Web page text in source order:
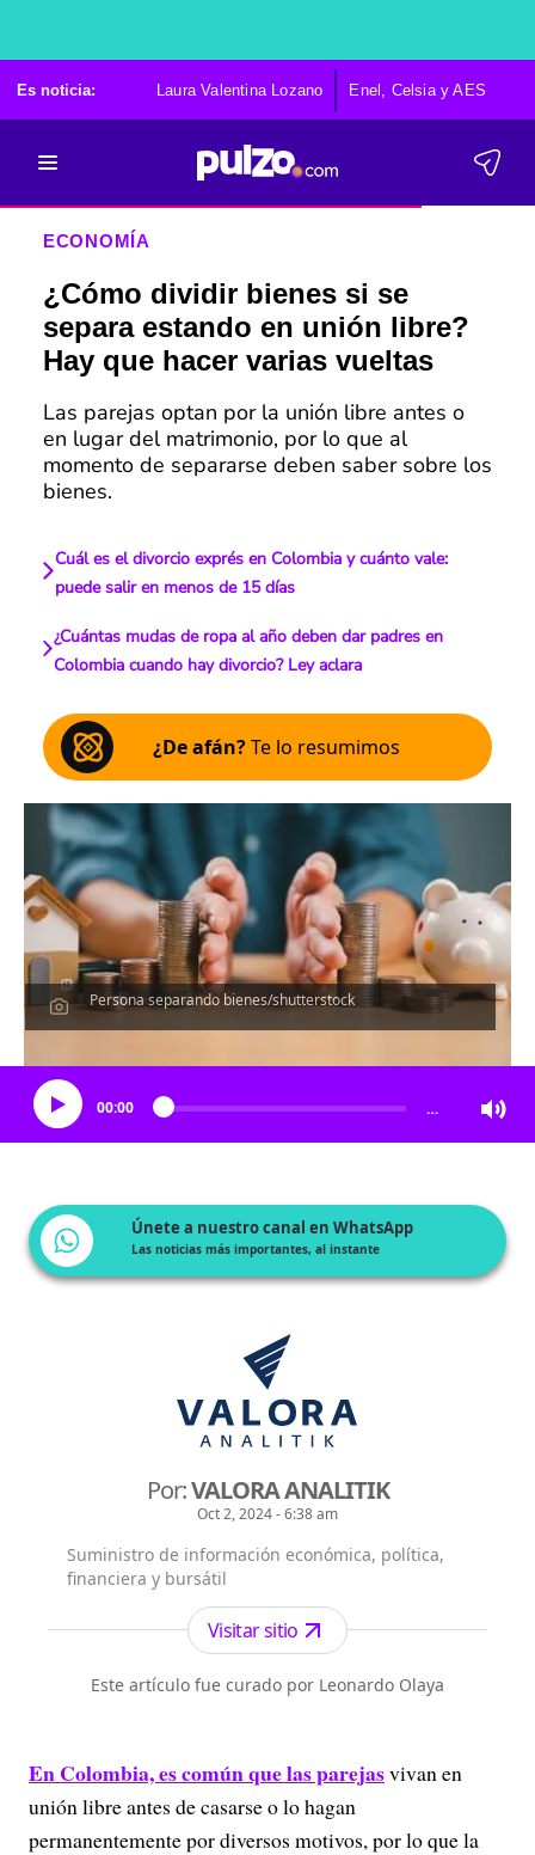
Es noticia: Laura Valentina Lozano Enel, Celsia y AES
ECONOMÍA
¿Cómo dividir bienes si se
separa estando en unión libre?
Hay que hacer varias vueltas
Las parejas optan por la unión libre antes o
en lugar del matrimonio, por lo que al
momento de separarse deben saber sobre los
bienes.
Cuál es el divorcio exprés en Colombia y cuánto vale:
puede salir en menos de 15 días
¿Cuántas mudas de ropa al año deben dar padres en
Colombia cuando hay divorcio? Ley aclara
¿De afán?Te lo resumimos
Persona separando bienes/shutterstock
00:00 …
Únete a nuestro canal en WhatsApp
Las noticias más importantes, al instante
Por:VALORA ANALITIK
Oct 2, 2024 - 6:38 am
Suministro de información económica, política,
financiera y bursátil
Visitar sitio
Este artículo fue curado por Leonardo Olaya
En Colombia, es común que las parejasvivan en
unión libre antes de casarse o lo hagan
permanentemente por diversos motivos, por lo que la